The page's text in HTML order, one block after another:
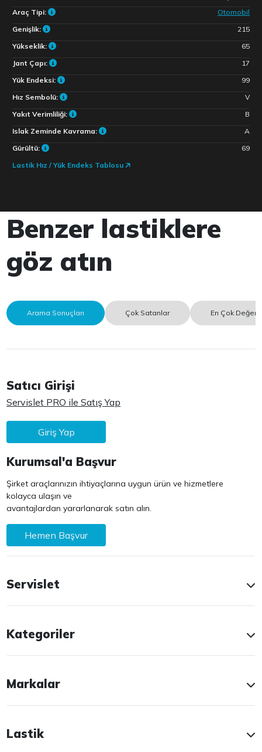
Araç Tipi:
Otomobil
Genişlik:
215
Yükseklik:
65
Jant Çapı:
17
Yük Endeksi:
99
Hız Sembolü:
V
Yakıt Verimliliği:
B
Islak Zeminde Kavrama:
A
Gürültü:
69
Lastik Hız / Yük Endeks Tablosu
Benzer lastiklere
göz atın
Arama Sonuçları Çok Satanlar En Çok
Satıcı Girişi
Servislet PRO ile Satış Yap
Giriş Yap
Kurumsal'a Başvur
Şirket araçlarınızın ihtiyaçlarına uygun ürün ve hizmetlere
kolayca ulaşın ve
avantajlardan yararlanarak satın alın.
Hemen Başvur
Servislet
Kategoriler
Markalar
Lastik